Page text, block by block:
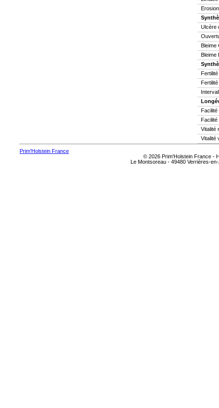
Erosion
Ulcère
Bleime
Bleime
Facilité
Facilité
Vitalité
Vitalité
Prim'Holstein France
© 2026 Prim'Holstein France -
Le Montsoreau - 49480 Verrières-